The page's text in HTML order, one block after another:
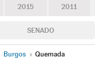
2015 2011
SENADO
Burgos » Quemada